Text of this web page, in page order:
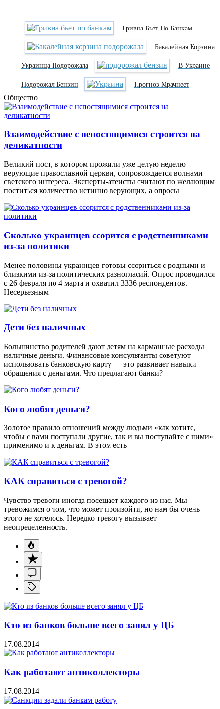
Гривна Бьет По Банкам
Бакалейная Корзина
Украинца Подорожала В Украине
Подорожал Бензин Прогноз Мрачнеет
Общество
Взаимодействие с непостящимися строится на
деликатности
Великий пост, в котором прожили уже целую неделю
верующие православной церкви, сопровождается волнами
светского интереса. Эксперты-атеисты считают по желающим
поститься количество истинно верующих, а опросы
Сколько украинцев ссорится с родственниками
из-за политики
Менее половины украинцев готовы ссориться с родными и
близкими из-за политических разногласий. Опрос проводился
с 26 февраля по 4 марта и охватил 3336 респондентов.
Несерьезным
Дети без наличных
Большинство родителей дают детям на карманные расходы
наличные деньги. Финансовые консультанты советуют
использовать банковскую карту — это развивает навыки
обращения с деньгами. Что предлагают банки?
Кого любят деньги?
Золотое правило отношений между людьми «как хотите,
чтобы с вами поступали другие, так и вы поступайте с ними»
применимо и к деньгам. В этом есть
КАК справиться с тревогой?
Чувство тревоги иногда посещает каждого из нас. Мы
тревожимся о том, что может произойти, но нам бы очень
этого не хотелось. Нередко тревогу вызывает
неопределенность.
Кто из банков больше всего занял у ЦБ
17.08.2014
Как работают антиколлекторы
17.08.2014